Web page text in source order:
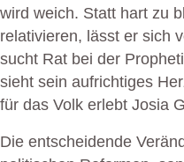
wird weich. Statt hart zu
relativieren, lässt er sich
sucht Rat bei der
sieht sein aufrichtiges
für das Volk erlebt Josia
Die entscheidende